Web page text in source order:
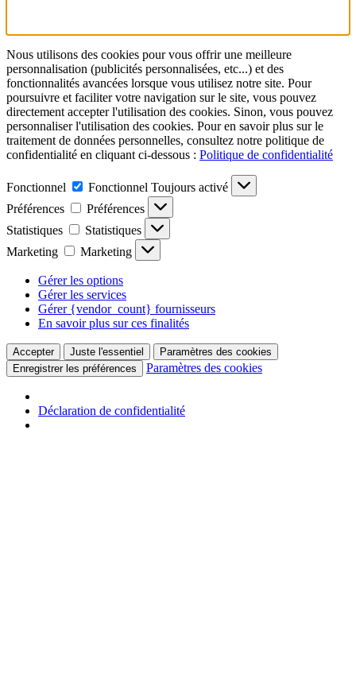
Nous utilisons des cookies pour vous offrir une meilleure
personnalisation (publicités personnalisées, etc...) et des
fonctionnalités avancées lorsque vous utilisez notre site. Pour
poursuivre et faciliter votre navigation sur le site, vous pouvez
directement accepter l'utilisation des cookies. Sinon, vous pouvez
personnaliser l'utilisation des cookies. Pour en savoir plus sur le
traitement de données personnelles, consultez notre politique de
confidentialité en cliquant ci-dessous : Politique de confidentialité
Fonctionnel Fonctionnel Toujours activé
Préférences
Préférences
Statistiques
Statistiques
Marketing
Marketing
Gérer les options
Gérer les services
Gérer {vendor_count} fournisseurs
En savoir plus sur ces finalités
Accepter Juste l'essentiel
Paramètres des cookies
Enregistrer les préférences
Paramètres des cookies
Déclaration de confidentialité